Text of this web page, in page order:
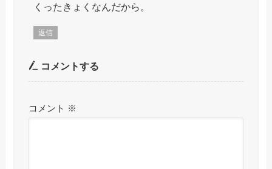
くったきょくなんだから。
返信
コメントする
コメント ※